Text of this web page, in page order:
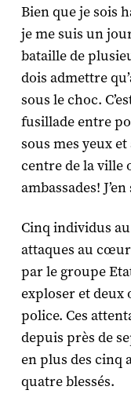
Bien que je sois
je me suis un
bataille de
dois admettre
sous le choc.
fusillade entre
sous mes yeux
centre de la ville
ambassades!
Cinq individus
attaques au
par le groupe
exploser et deux
police. Ces
depuis près de
en plus des cinq
quatre blessés.